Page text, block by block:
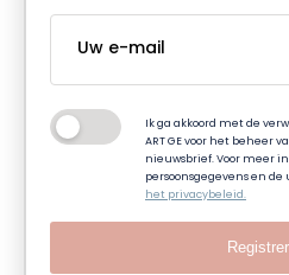
Ik ga akkoord met de
ART GE voor het beheer
nieuwsbrief. Voor meer
persoonsgegevens en
het privacybeleid.